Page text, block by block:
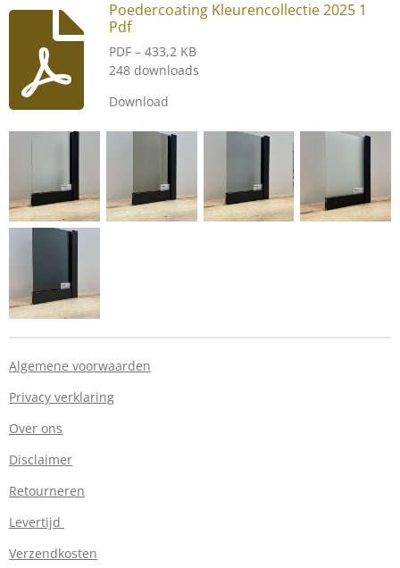
Poedercoating Kleurencollectie 2025 1
Pdf
PDF – 433,2 KB
248 downloads
Download
Algemene voorwaarden
Privacy verklaring
Over ons
Disclaimer
Retourneren
Levertijd
Verzendkosten